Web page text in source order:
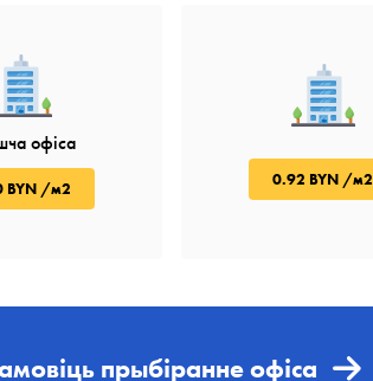
офіса
BYN /м2 0.92 BYN /м2
прыбіранне офіса